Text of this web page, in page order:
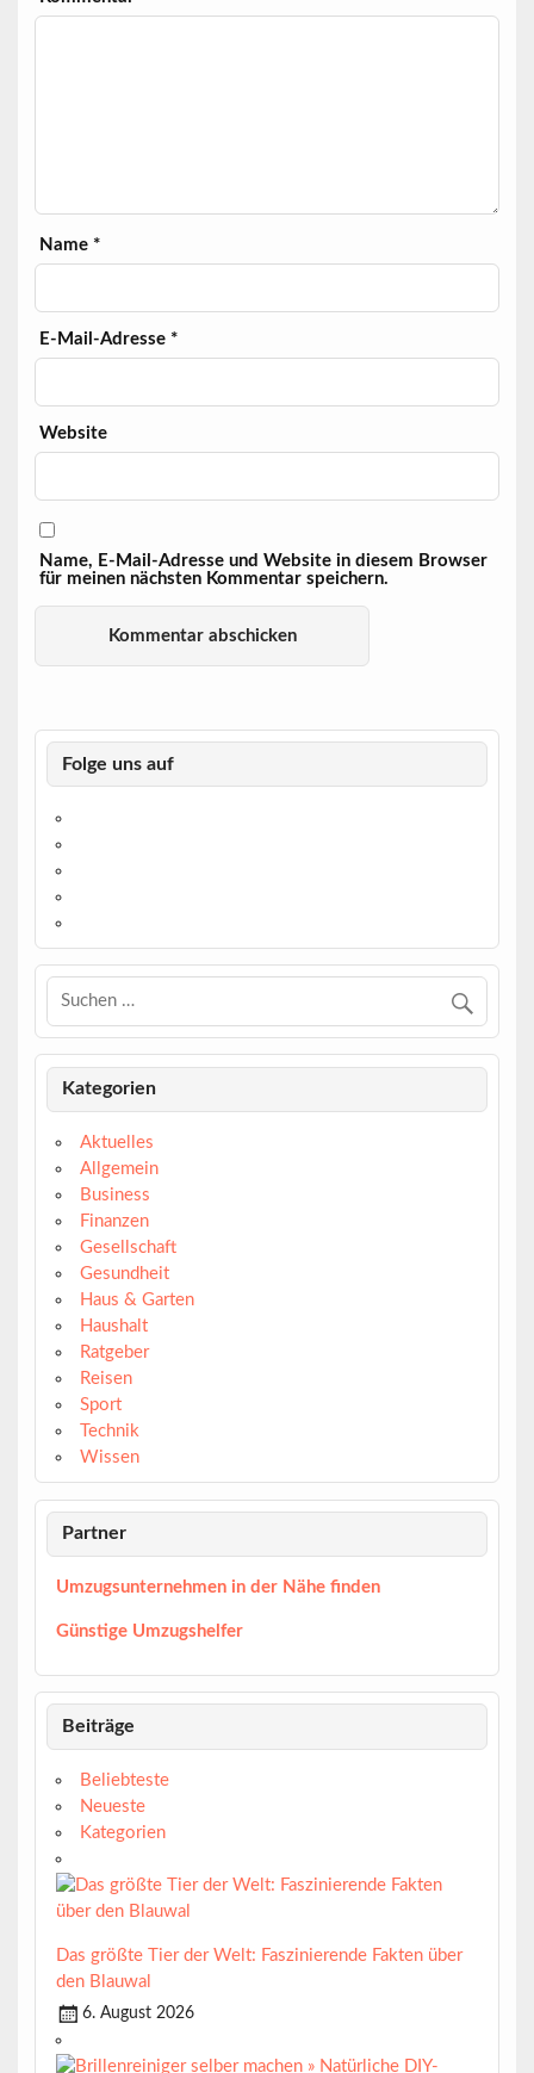
Name *
E-Mail-Adresse *
Website
Name, E-Mail-Adresse und Website in diesem Browser
für meinen nächsten Kommentar speichern.
Folge uns auf
Kategorien
Aktuelles
Allgemein
Business
Finanzen
Gesellschaft
Gesundheit
Haus & Garten
Haushalt
Ratgeber
Reisen
Sport
Technik
Wissen
Partner
Umzugsunternehmen in der Nähe finden
Günstige Umzugshelfer
Beiträge
Beliebteste
Neueste
Kategorien
Das größte Tier der Welt: Faszinierende Fakten über
den Blauwal
6. August 2026